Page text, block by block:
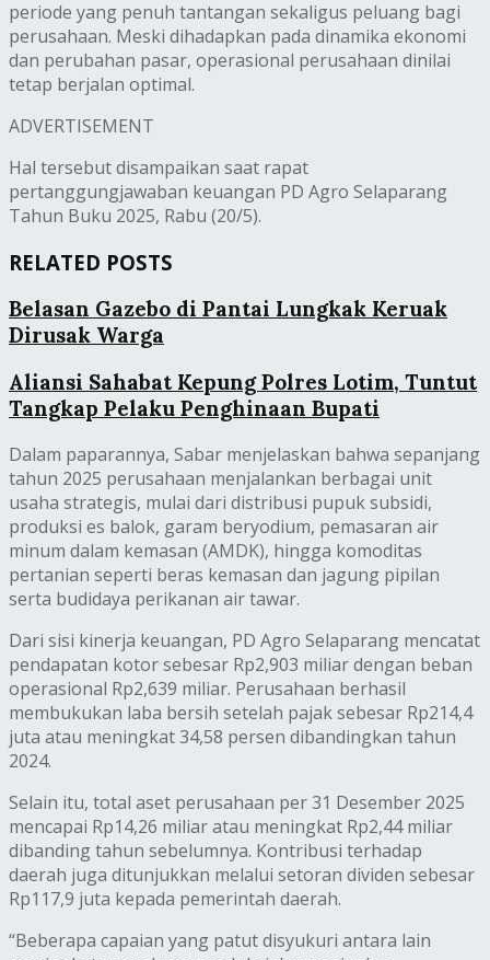
periode yang penuh tantangan sekaligus peluang bagi
perusahaan. Meski dihadapkan pada dinamika ekonomi
dan perubahan pasar, operasional perusahaan dinilai
tetap berjalan optimal.
ADVERTISEMENT
Hal tersebut disampaikan saat rapat
pertanggungjawaban keuangan PD Agro Selaparang
Tahun Buku 2025, Rabu (20/5).
RELATED POSTS
Belasan Gazebo di Pantai Lungkak Keruak
Dirusak Warga
Aliansi Sahabat Kepung Polres Lotim, Tuntut
Tangkap Pelaku Penghinaan Bupati
Dalam paparannya, Sabar menjelaskan bahwa sepanjang
tahun 2025 perusahaan menjalankan berbagai unit
usaha strategis, mulai dari distribusi pupuk subsidi,
produksi es balok, garam beryodium, pemasaran air
minum dalam kemasan (AMDK), hingga komoditas
pertanian seperti beras kemasan dan jagung pipilan
serta budidaya perikanan air tawar.
Dari sisi kinerja keuangan, PD Agro Selaparang mencatat
pendapatan kotor sebesar Rp2,903 miliar dengan beban
operasional Rp2,639 miliar. Perusahaan berhasil
membukukan laba bersih setelah pajak sebesar Rp214,4
juta atau meningkat 34,58 persen dibandingkan tahun
2024.
Selain itu, total aset perusahaan per 31 Desember 2025
mencapai Rp14,26 miliar atau meningkat Rp2,44 miliar
dibanding tahun sebelumnya. Kontribusi terhadap
daerah juga ditunjukkan melalui setoran dividen sebesar
Rp117,9 juta kepada pemerintah daerah.
“Beberapa capaian yang patut disyukuri antara lain